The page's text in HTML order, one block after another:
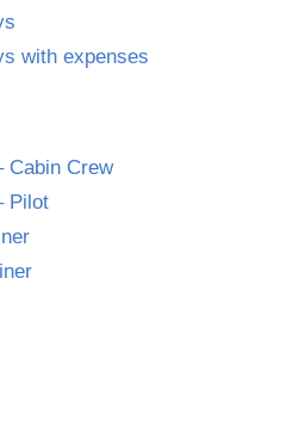
with expenses
Cabin Crew
Pilot